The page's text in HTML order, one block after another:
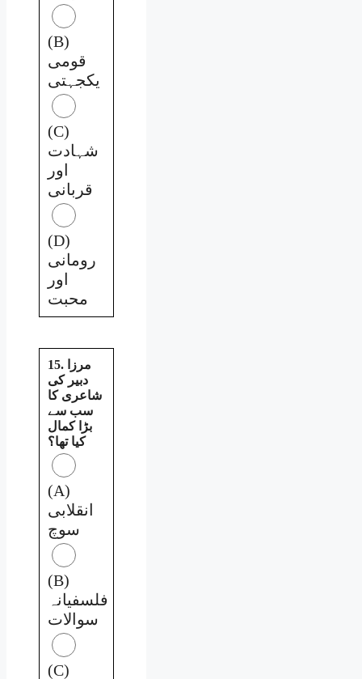
(B)
قومی
یکجہتی
(C)
شہادت
اور
قربانی
(D)
رومانی
اور
محبت
15. مرزا
دبیر کی
شاعری کا
سب سے
بڑا کمال
کیا تھا؟
(A)
انقلابی
سوچ
(B)
فلسفیانہ
سوالات
(C)